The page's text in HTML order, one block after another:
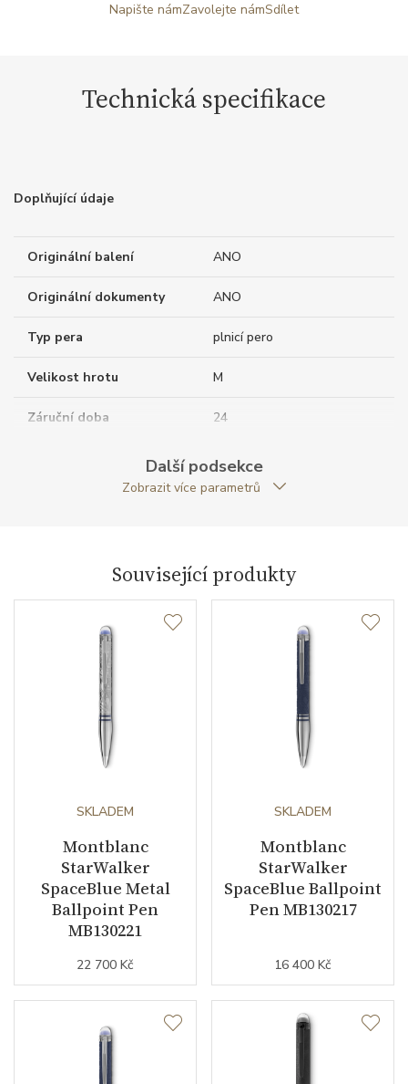
Napište námZavolejte námSdílet
Technická specifikace
Doplňující údaje
Originální balení ANO
Originální dokumenty ANO
Typ pera plnicí pero
Velikost hrotu M
Záruční doba
24
StarWalker
Další podsekce
Zobrazit více parametrů
Související produkty
SKLADEM
Montblanc
StarWalker
SpaceBlue Metal
Ballpoint Pen
MB130221
22 700 Kč
SKLADEM
Montblanc
StarWalker
SpaceBlue Ballpoint
Pen MB130217
16 400 Kč